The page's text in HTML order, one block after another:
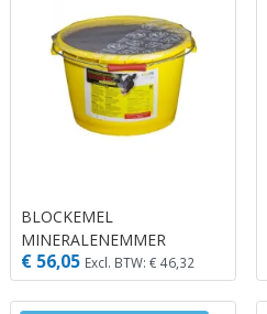
BLOCKEMEL
MINERALENEMMER
DROOGSTAND 25 KG
€ 56,05 Excl. BTW: € 46,32